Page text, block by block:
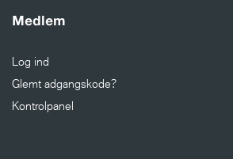
Medlem
Log ind
Glemt adgangskode?
Kontrolpanel